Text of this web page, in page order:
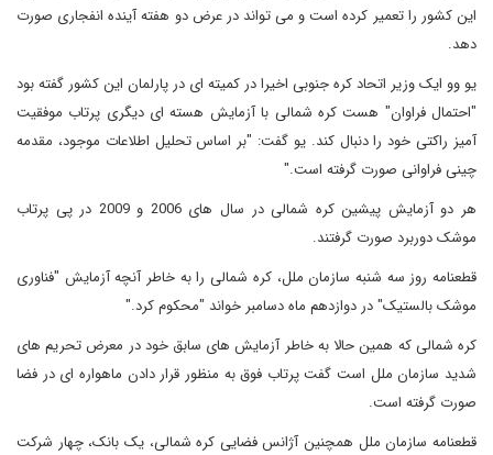
این کشور را تعمیر کرده است و می تواند در عرض دو هفته آینده انفجاری صورت
دهد.
یو وو ایک وزیر اتحاد کره جنوبی اخیرا در کمیته ای در پارلمان این کشور گفته بود
"احتمال فراوان" هست کره شمالی با آزمایش هسته ای دیگری پرتاب موفقیت
آمیز راکتی خود را دنبال کند. یو گفت: "بر اساس تحلیل اطلاعات موجود، مقدمه
چینی فراوانی صورت گرفته است."
هر دو آزمایش پیشین کره شمالی در سال های 2006 و 2009 در پی پرتاب
موشک دوربرد صورت گرفتند.
قطعنامه روز سه شنبه سازمان ملل، کره شمالی را به خاطر آنچه آزمایش "فناوری
موشک بالستیک" در دوازدهم ماه دسامبر خواند "محکوم کرد."
کره شمالی که همین حالا به خاطر آزمایش های سابق خود در معرض تحریم های
شدید سازمان ملل است گفت پرتاب فوق به منظور قرار دادن ماهواره ای در فضا
صورت گرفته است.
قطعنامه سازمان ملل همچنین آژانس فضایی کره شمالی، یک بانک، چهار شرکت